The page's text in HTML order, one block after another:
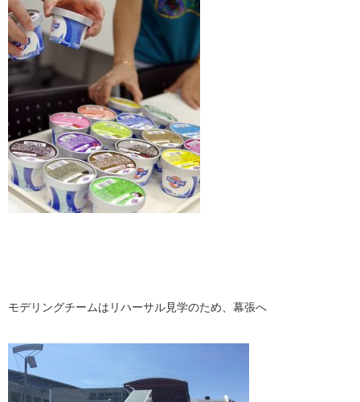
モデリングチームはリハーサル見学のため、幕張へ